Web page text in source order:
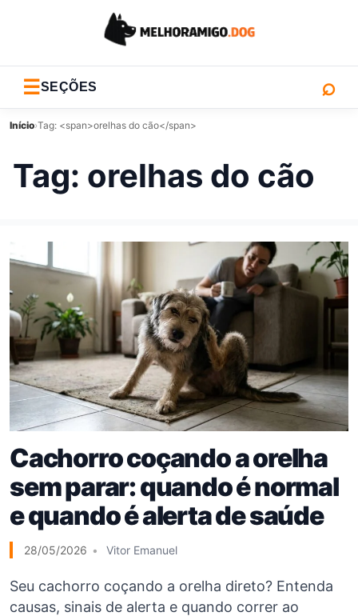
☰SEÇÕES ⌕
Início›Tag: <span>orelhas do cão</span>
Tag: orelhas do cão
Cachorro coçando a orelha
sem parar: quando é normal
e quando é alerta de saúde
28/05/2026 Vitor Emanuel
Seu cachorro coçando a orelha direto? Entenda
causas, sinais de alerta e quando correr ao